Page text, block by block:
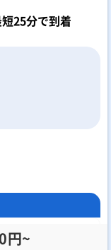
25分で到着
円~